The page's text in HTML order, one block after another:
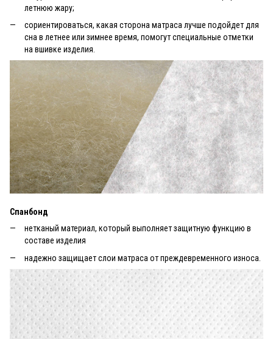
летнюю жару;
сориентироваться, какая сторона матраса лучше подойдет для
сна в летнее или зимнее время, помогут специальные отметки
на вшивке изделия.
Спанбонд
нетканый материал, который выполняет защитную функцию в
составе изделия
надежно защищает слои матраса от преждевременного износа.